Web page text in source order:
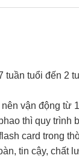
tuổi đến 2
vận động từ
thì quy
card trong
tin cậy, chất